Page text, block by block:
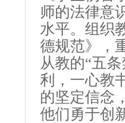
师的法律意
水平。组织
德规范》，
从教的“五
利，一心教
的坚定信念
他们勇于创